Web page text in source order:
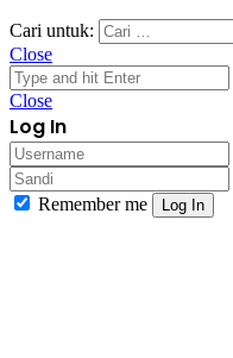
Cari untuk:
Close
Close
Log In
Remember me
Log In